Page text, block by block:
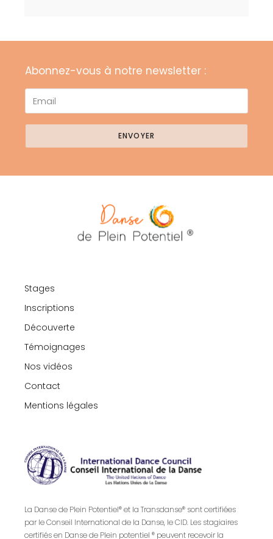
Abonnez-vous à notre newsletter :
ENVOYER
Stages
Inscriptions
Découverte
Témoignages
Nos vidéos
Contact
Mentions légales
La Danse de Plein Potentiel® et la Transdanse® sont certifiées
par le Conseil International de la Danse, le CID. Les stagiaires
certifiés en Danse de Plein potentiel ® peuvent recevoir la